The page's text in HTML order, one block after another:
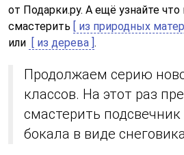
от Подарки.ру. А ещё узнайте
смастерить [ из природных
или [ из дерева ].
Продолжаем серию
классов. На этот раз
смастерить подсвечник
бокала в виде